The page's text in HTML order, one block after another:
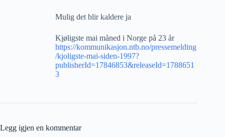
Mulig det blir kaldere ja
Kjøligste mai måned i Norge på 23 år
https://kommunikasjon.ntb.no/pressemelding
/kjoligste-mai-siden-1997?
publisherId=17846853&releaseId=1788651
3
Legg igjen en kommentar